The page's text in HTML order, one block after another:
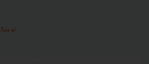
Saral